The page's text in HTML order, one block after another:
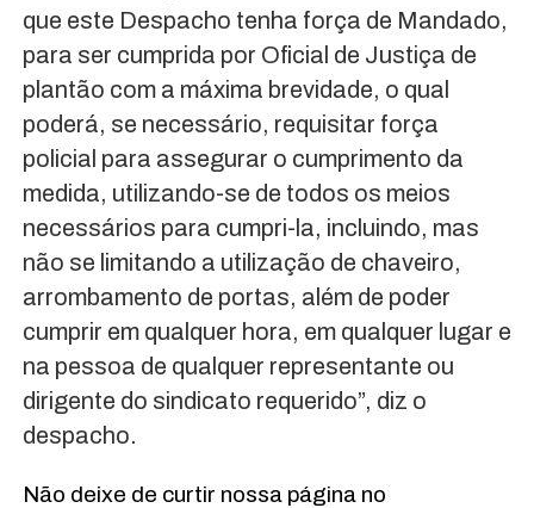
que este Despacho tenha força de Mandado,
para ser cumprida por Oficial de Justiça de
plantão com a máxima brevidade, o qual
poderá, se necessário, requisitar força
policial para assegurar o cumprimento da
medida, utilizando-se de todos os meios
necessários para cumpri-la, incluindo, mas
não se limitando a utilização de chaveiro,
arrombamento de portas, além de poder
cumprir em qualquer hora, em qualquer lugar e
na pessoa de qualquer representante ou
dirigente do sindicato requerido”, diz o
despacho.
Não deixe de curtir nossa página no